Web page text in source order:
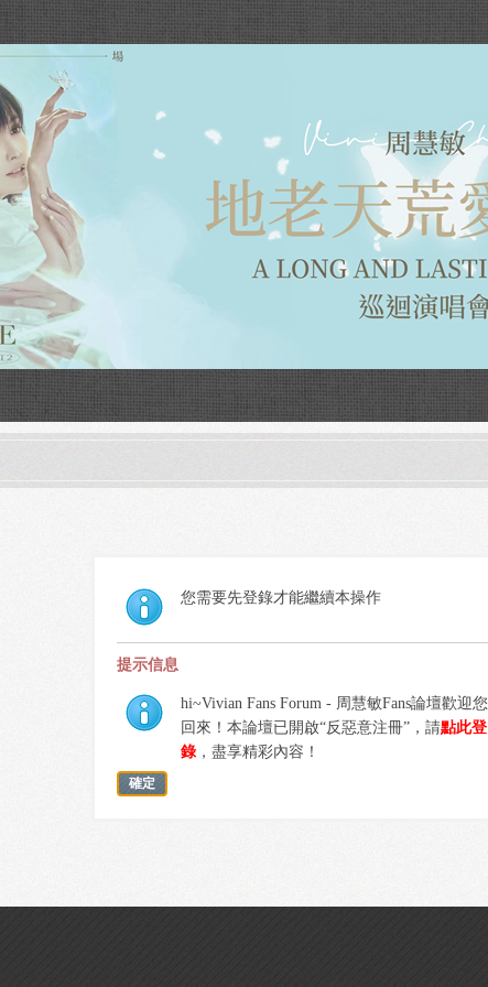
您需要先登錄才能繼續本操作
提示信息
hi~Vivian Fans Forum - 周慧敏Fans論壇歡迎您
回來！本論壇已開啟“反惡意注冊”，請點此登
錄，盡享精彩內容！
確定